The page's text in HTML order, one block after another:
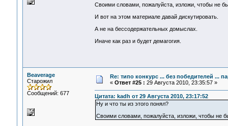
Своими словами, пожалуйста, изложи, чтобы не
И вот на этом материале давай дискутировать.
А не на бессодержательных домыслах.
Иначе как раз и будет демагогия.
Beaverage
Старожил
Сообщений: 677
Re: типо конкурс ... без победителей ...
« Ответ #25 : 29 Августа 2010, 23:35:57 »
Цитата: kadh от 29 Августа 2010, 23:17:52
Ну и что ты из этого понял?
Своими словами, пожалуйста, изложи, чтобы не